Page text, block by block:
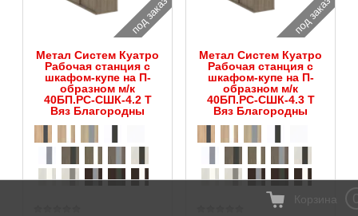
под заказ
Метал Систем Куатро
Рабочая станция с
шкафом-купе на П-
образном м/к
40БП.РС-СШК-4.2 Т
Вяз Благородны
под заказ
Метал Систем Куатро
Рабочая станция с
шкафом-купе на П-
образном м/к
40БП.РС-СШК-4.3 Т
Вяз Благородны
Корзина